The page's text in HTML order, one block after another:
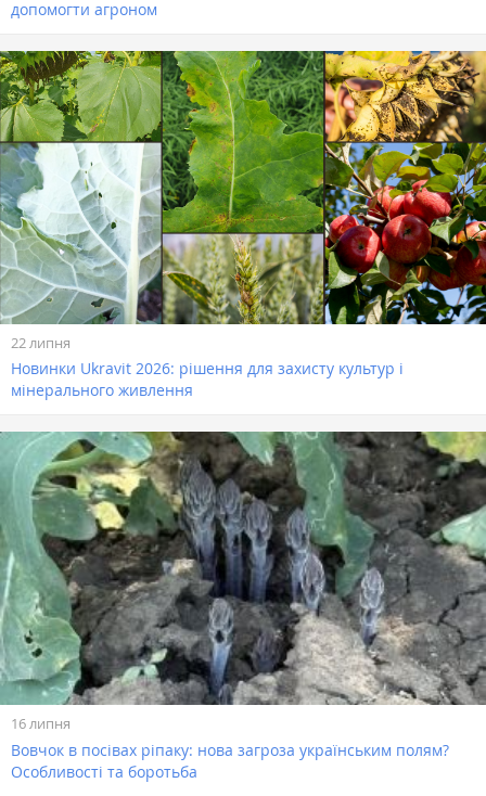
допомогти агроном
22 липня
Новинки Ukravit 2026: рішення для захисту культур і
мінерального живлення
16 липня
Вовчок в посівах ріпаку: нова загроза українським полям?
Особливості та боротьба